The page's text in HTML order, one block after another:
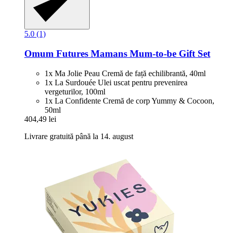
5.0 (1)
Omum Futures Mamans Mum-​to-​be Gift Set
1x Ma Jolie Peau Cremă de față echilibrantă, 40ml
1x La Surdouée Ulei uscat pentru prevenirea
vergeturilor, 100ml
1x La Confidente Cremă de corp Yummy & Cocoon,
50ml
404,49 lei
Livrare gratuită până la 14. august